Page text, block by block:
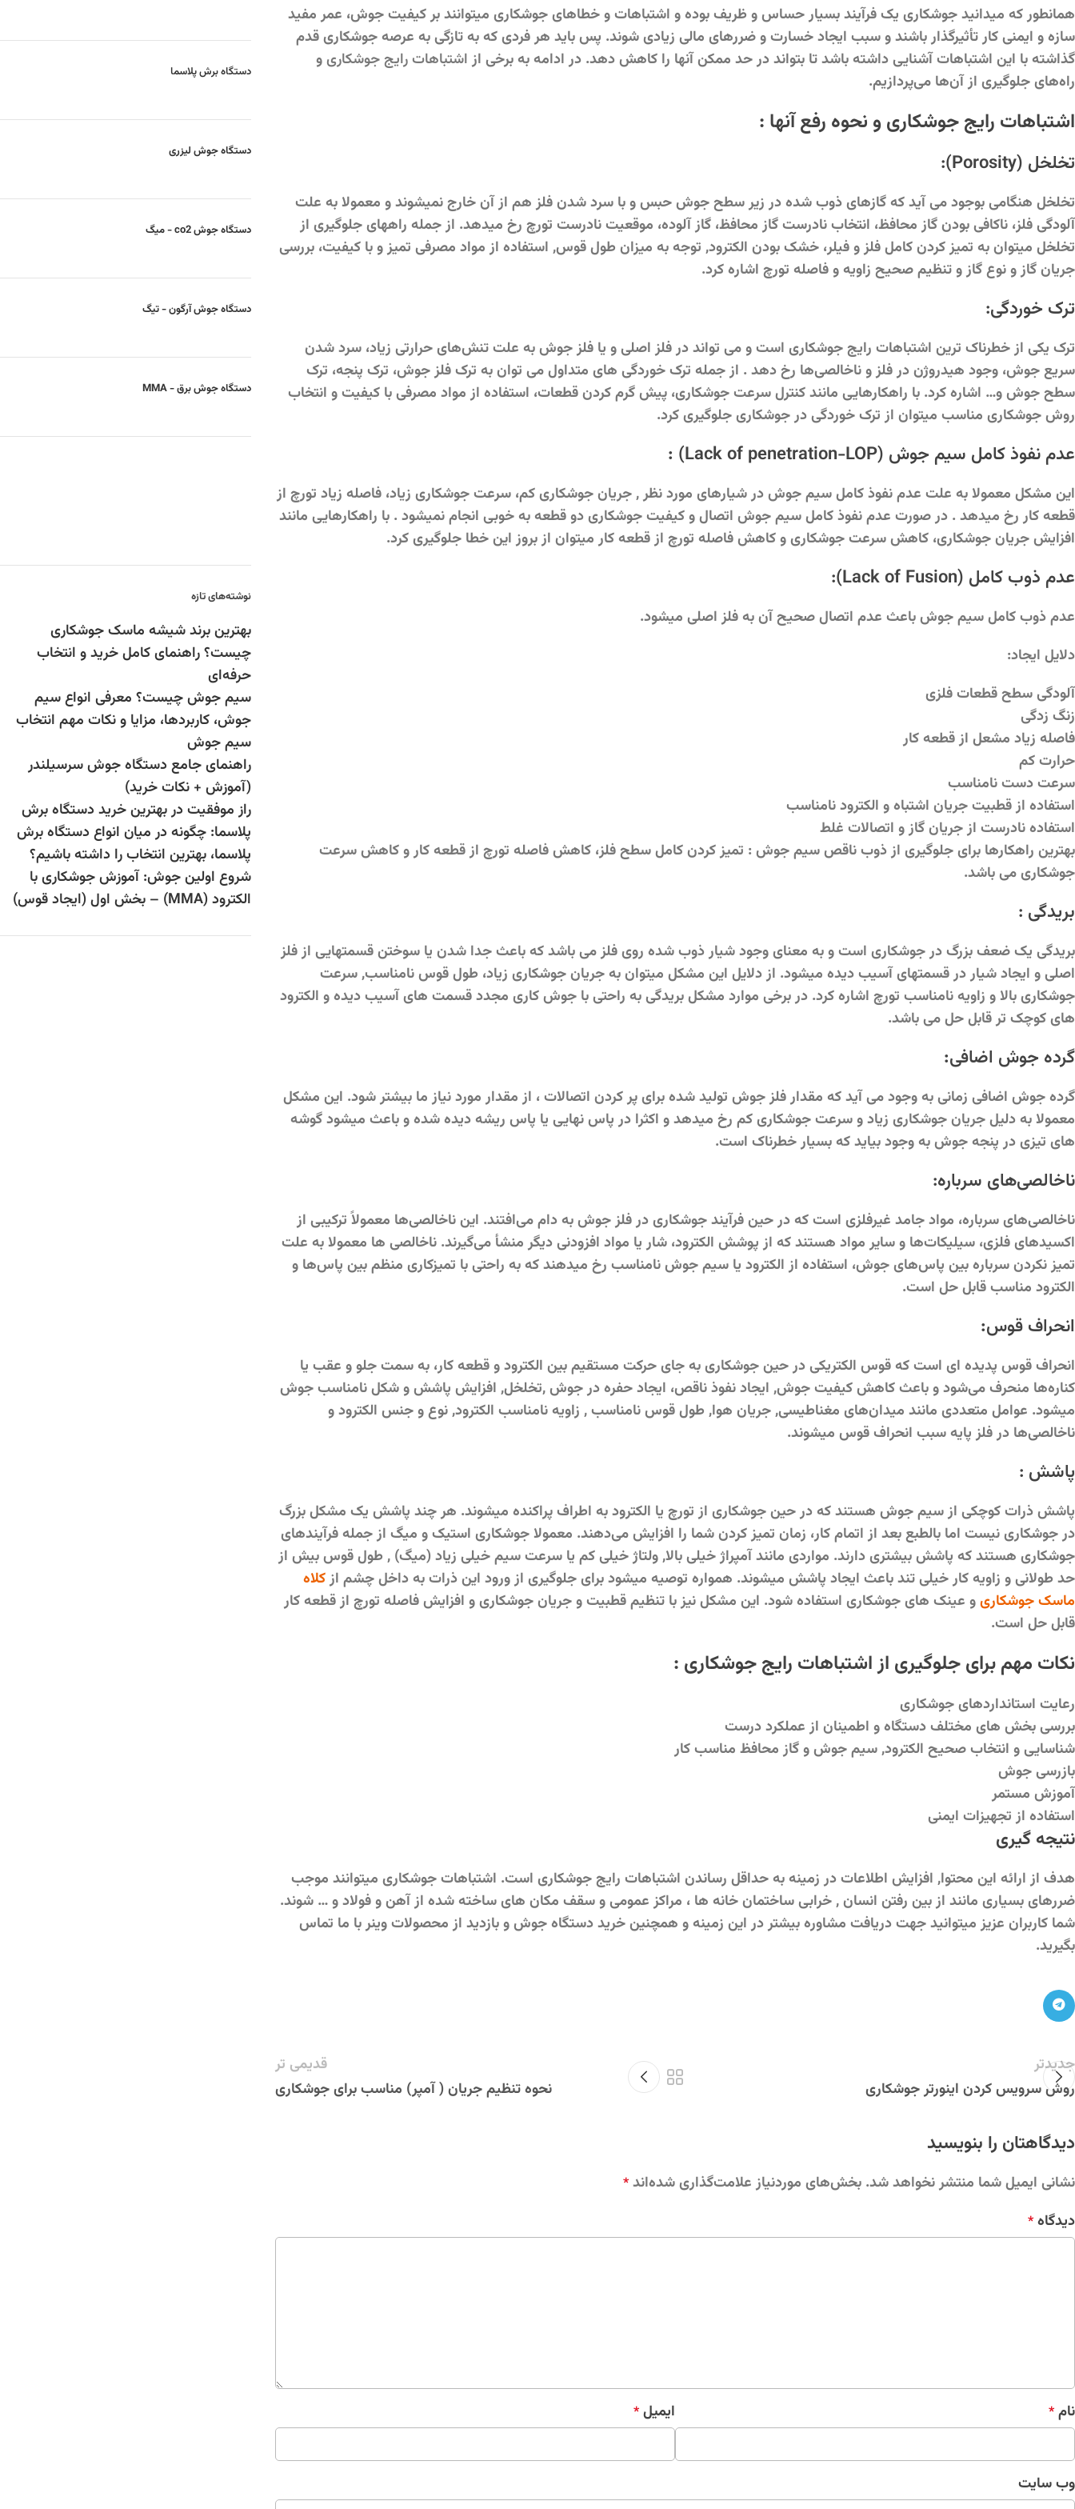
همانطور که میدانید جوشکاری یک فرآیند بسیار حساس و ظریف بوده و اشتباهات و خطاهای جوشکاری میتوانند بر کیفیت جوش، عمر مفید
سازه و ایمنی کار تأثیرگذار باشند و سبب ایجاد خسارت و ضررهای مالی زیادی شوند. پس باید هر فردی که به تازگی به عرصه جوشکاری قدم
گذاشته با این اشتباهات آشنایی داشته باشد تا بتواند در حد ممکن آنها را کاهش دهد. در ادامه به برخی از اشتباهات رایج جوشکاری و
راه‌های جلوگیری از آن‌ها می‌پردازیم.
اشتباهات رایج جوشکاری و نحوه رفع آنها :
تخلخل (Porosity):
تخلخل هنگامی بوجود می آید که گازهای ذوب شده در زیر سطح جوش حبس و با سرد شدن فلز هم از آن خارج نمیشوند و معمولا به علت
آلودگی فلز، ناکافی بودن گاز محافظ، انتخاب نادرست گاز محافظ، گاز آلوده، موقعیت نادرست تورچ رخ میدهد. از جمله راههای جلوگیری از
تخلخل میتوان به تمیز کردن کامل فلز و فیلر، خشک بودن الکترود, توجه به میزان طول قوس, استفاده از مواد مصرفی تمیز و با کیفیت، بررسی
جریان گاز و نوع گاز و تنظیم صحیح زاویه و فاصله تورچ اشاره کرد.
ترک خوردگی:
ترک یکی از خطرناک ترین اشتباهات رایج جوشکاری است و می تواند در فلز اصلی و یا فلز جوش به علت تنش‌های حرارتی زیاد، سرد شدن
سریع جوش، وجود هیدروژن در فلز و ناخالصی‌ها رخ دهد . از جمله ترک خوردگی های متداول می توان به ترک فلز جوش، ترک پنجه، ترک
سطح جوش و… اشاره کرد. با راهکارهایی مانند کنترل سرعت جوشکاری، پیش گرم کردن قطعات، استفاده از مواد مصرفی با کیفیت و انتخاب
روش جوشکاری مناسب میتوان از ترک خوردگی در جوشکاری جلوگیری کرد.
عدم نفوذ کامل سیم جوش (Lack of penetration-LOP) :
این مشکل معمولا به علت عدم نفوذ کامل سیم جوش در شیارهای مورد نظر , جریان جوشکاری کم، سرعت جوشکاری زیاد، فاصله زیاد تورچ از
قطعه کار رخ میدهد . در صورت عدم نفوذ کامل سیم جوش اتصال و کیفیت جوشکاری دو قطعه به خوبی انجام نمیشود . با راهکارهایی مانند
افزایش جریان جوشکاری، کاهش سرعت جوشکاری و کاهش فاصله تورچ از قطعه کار میتوان از بروز این خطا جلوگیری کرد.
عدم ذوب کامل (Lack of Fusion):
عدم ذوب کامل سیم جوش باعث عدم اتصال صحیح آن به فلز اصلی میشود.
دلایل ایجاد:
آلودگی سطح قطعات فلزی
زنگ زدگی
فاصله زیاد مشعل از قطعه کار
حرارت کم
سرعت دست نامناسب
استفاده از قطبیت جریان اشتباه و الکترود نامناسب
استفاده نادرست از جریان گاز و اتصالات غلط
بهترین راهکارها برای جلوگیری از ذوب ناقص سیم جوش : تمیز کردن کامل سطح فلز، کاهش فاصله تورچ از قطعه کار و کاهش سرعت
جوشکاری می باشد.
بریدگی :
بریدگی یک ضعف بزرگ در جوشکاری است و به معنای وجود شیار ذوب شده روی فلز می باشد که باعث جدا شدن یا سوختن قسمتهایی از فلز
اصلی و ایجاد شیار در قسمتهای آسیب دیده میشود. از دلایل این مشکل میتوان به جریان جوشکاری زیاد، طول قوس نامناسب, سرعت
جوشکاری بالا و زاویه نامناسب تورچ اشاره کرد. در برخی موارد مشکل بریدگی به راحتی با جوش کاری مجدد قسمت های آسیب دیده و الکترود
های کوچک تر قابل حل می باشد.
گرده جوش اضافی:
گرده جوش اضافی زمانی به وجود می آید که مقدار فلز جوش تولید شده برای پر کردن اتصالات ، از مقدار مورد نیاز ما بیشتر شود. این مشکل
معمولا به دلیل جریان جوشکاری زیاد و سرعت جوشکاری کم رخ میدهد و اکثرا در پاس نهایی یا پاس ریشه دیده شده و باعث میشود گوشه
های تیزی در پنجه جوش به وجود بیاید که بسیار خطرناک است.
ناخالصی‌های سرباره:
ناخالصی‌های سرباره، مواد جامد غیرفلزی است که در حین فرآیند جوشکاری در فلز جوش به دام می‌افتند. این ناخالصی‌ها معمولاً ترکیبی از
اکسیدهای فلزی، سیلیکات‌ها و سایر مواد هستند که از پوشش الکترود، شار یا مواد افزودنی دیگر منشأ می‌گیرند. ناخالصی ها معمولا به علت
تمیز نکردن سرباره بین پاس‌های جوش، استفاده از الکترود یا سیم جوش نامناسب رخ میدهند که به راحتی با تمیزکاری منظم بین پاس‌ها و
الکترود مناسب قابل حل است.
انحراف قوس:
انحراف قوس پدیده ای است که قوس الکتریکی در حین جوشکاری به جای حرکت مستقیم بین الکترود و قطعه کار، به سمت جلو و عقب یا
کناره‌ها منحرف می‌شود و باعث کاهش کیفیت جوش, ایجاد نفوذ ناقص، ایجاد حفره در جوش ,تخلخل, افزایش پاشش و شکل نامناسب جوش
میشود. عوامل متعددی مانند میدان‌های مغناطیسی, جریان هوا, طول قوس نامناسب , زاویه نامناسب الکترود, نوع و جنس الکترود و
ناخالصی‌ها در فلز پایه سبب انحراف قوس میشوند.
پاشش :
پاشش ذرات کوچکی از سیم جوش هستند که در حین جوشکاری از تورچ یا الکترود به اطراف پراکنده میشوند. هر چند پاشش یک مشکل بزرگ
در جوشکاری نیست اما بالطبع بعد از اتمام کار، زمان تمیز کردن شما را ‌افزایش می‌دهند. معمولا جوشکاری استیک و میگ از جمله فرآیندهای
جوشکاری هستند که پاشش بیشتری دارند. مواردی مانند آمپراژ خیلی بالا, ولتاژ خیلی کم یا سرعت سیم خیلی زیاد (میگ) , طول قوس بیش از
حد طولانی و زاویه کار خیلی تند باعث ایجاد پاشش میشوند. همواره توصیه میشود برای جلوگیری از ورود این ذرات به داخل چشم ازکلاه
ماسک جوشکاریو عینک های جوشکاری استفاده شود. این مشکل نیز با تنظیم قطبیت و جریان جوشکاری و افزایش فاصله تورچ از قطعه کار
قابل حل است.
نکات مهم برای جلوگیری از اشتباهات رایج جوشکاری :
رعایت استانداردهای جوشکاری
بررسی بخش های مختلف دستگاه و اطمینان از عملکرد درست
شناسایی و انتخاب صحیح الکترود, سیم جوش و گاز محافظ مناسب کار
بازرسی جوش
آموزش مستمر
استفاده از تجهیزات ایمنی
نتیجه گیری
هدف از ارائه این محتوا, افزایش اطلاعات در زمینه به حداقل رساندن اشتباهات رایج جوشکاری است. اشتباهات جوشکاری میتوانند موجب
ضررهای بسیاری مانند از بین رفتن انسان , خرابی ساختمان خانه ها ، مراکز عمومی و سقف مکان های ساخته شده از آهن و فولاد و … شوند.
شما کاربران عزیز میتوانید جهت دریافت مشاوره بیشتر در این زمینه و همچنین خرید دستگاه جوش و بازدید از محصولات وینر با ما تماس
بگیرید.
جدیدتر
روش سرویس کردن اینورتر جوشکاری
قدیمی تر
نحوه تنظیم جریان ( آمپر) مناسب برای جوشکاری
دیدگاهتان را بنویسید
نشانی ایمیل شما منتشر نخواهد شد. بخش‌های موردنیاز علامت‌گذاری شده‌اند *
دیدگاه *
نام * ایمیل*
وب‌ سایت
دستگاه برش پلاسما
دستگاه جوش لیزری
دستگاه جوش co2 - میگ
دستگاه جوش آرگون - تیگ
دستگاه جوش برق - MMA
نوشته‌های تازه
بهترین برند شیشه ماسک جوشکاری
چیست؟ راهنمای کامل خرید و انتخاب
حرفه‌ای
سیم جوش چیست؟ معرفی انواع سیم
جوش، کاربردها، مزایا و نکات مهم انتخاب
سیم جوش
راهنمای جامع دستگاه جوش سرسیلندر
(آموزش + نکات خرید)
راز موفقیت در بهترین خرید دستگاه برش
پلاسما: چگونه در میان انواع دستگاه برش
پلاسما، بهترین انتخاب را داشته باشیم؟
شروع اولین جوش: آموزش جوشکاری با
الکترود (MMA) – بخش اول (ایجاد قوس)